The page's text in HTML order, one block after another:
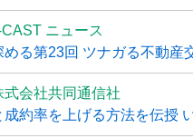
ニュース
る第23回 ツナガる不動産
式会社共同通信社
約率を上げる方法を伝授